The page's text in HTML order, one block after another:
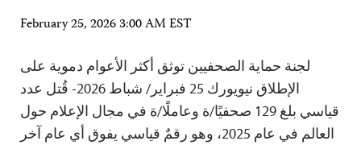
February 25, 2026 3:00 AM EST
لجنة حماية الصحفيين توثق أكثر الأعوام دموية على
الإطلاق نيويورك 25 فبراير/ شباط 2026- قُتل عدد
قياسي بلغ 129 صحفيًا/ة وعاملًا/ة في مجال الإعلام حول
العالم في عام 2025، وهو رقمٌ قياسي يفوق أي عام آخر